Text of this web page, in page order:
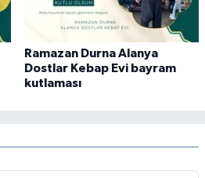
Ramazan Durna Alanya
Dostlar Kebap Evi bayram
kutlaması